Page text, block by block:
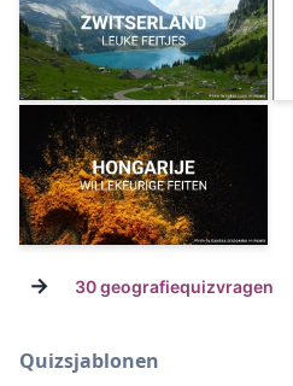
→ 30 geografiequizvragen
Quizsjablonen